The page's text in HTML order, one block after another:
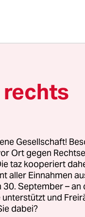
immer
ich die
ist sofort
es fällt mir
rechts
Gesellschaft!
Ort gegen
taz kooperiert
aller Einnahmen
30. September – an
und
dabei?